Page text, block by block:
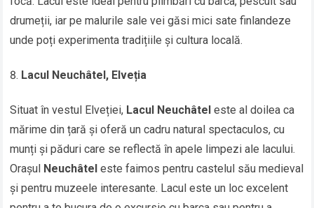
drumeții, iar pe malurile sale vei găsi mici sate finlandeze
unde poți experimenta tradițiile și cultura locală.
Lacul Neuchâtel, Elveția
Situat în vestul Elveției, Lacul Neuchâtel este al doilea ca
mărime din țară și oferă un cadru natural spectaculos, cu
munți și păduri care se reflectă în apele limpezi ale lacului.
Orașul Neuchâtel este faimos pentru castelul său medieval
și pentru muzeele interesante. Lacul este un loc excelent